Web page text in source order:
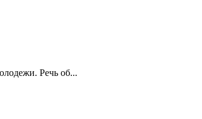
Речь об...